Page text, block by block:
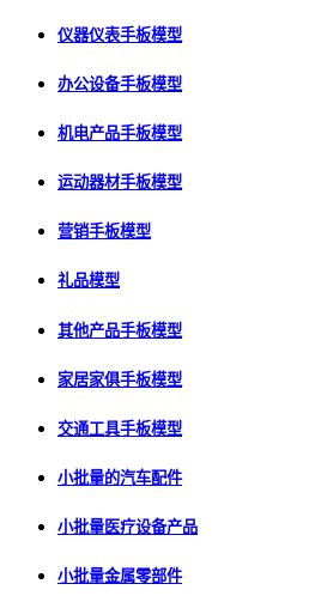
仪器仪表手板模型
办公设备手板模型
机电产品手板模型
运动器材手板模型
营销手板模型
礼品模型
其他产品手板模型
家居家俱手板模型
交通工具手板模型
小批量的汽车配件
小批量医疗设备产品
小批量金属零部件